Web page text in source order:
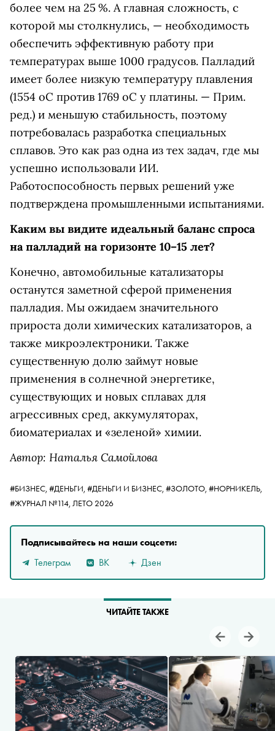
более чем на 25 %. А главная сложность, с
которой мы столкнулись, — необходимость
обеспечить эффективную работу при
температурах выше 1000 градусов. Палладий
имеет более низкую температуру плавления
(1554 oC против 1769 oC у платины. — Прим.
ред.) и меньшую стабильность, поэтому
потребовалась разработка специальных
сплавов. Это как раз одна из тех задач, где мы
успешно использовали ИИ.
Работоспособность первых решений уже
подтверждена промышленными испытаниями.
Каким вы видите идеальный баланс спроса
на палладий на горизонте 10–15 лет?
Конечно, автомобильные катализаторы
останутся заметной сферой применения
палладия. Мы ожидаем значительного
прироста доли химических катализаторов, а
также микроэлектроники. Также
существенную долю займут новые
применения в солнечной энергетике,
существующих и новых сплавах для
агрессивных сред, аккумуляторах,
биоматериалах и «зеленой» химии.
Автор: Наталья Самойлова
#БИЗНЕС, #ДЕНЬГИ, #ДЕНЬГИ И БИЗНЕС, #ЗОЛОТО, #НОРНИКЕЛЬ,
#ЖУРНАЛ №114, ЛЕТО 2026
Подписывайтесь на наши соцсети:
Телеграм
ВК Дзен
ЧИТАЙТЕ ТАКЖЕ